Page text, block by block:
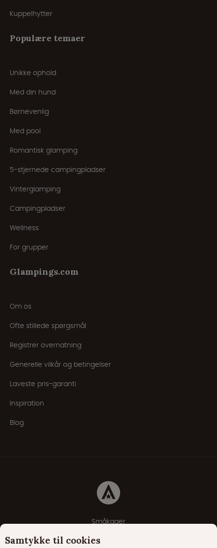
Kuppelhytter
Populære temaer
Unikke ophold
Med din hund
Børnevenlig
Med pool
Romantisk glamping
5-stjernede campingpladser
Vinterglamping
Campingpladser
Wellness
For grupper
Glampings.com
Om os
Ofte stillede spørgsmål
Registrer overnatning
Generelle vilkår og betingelser
Laveste pris-garanti
Inspiration
Blog
Småkager
Erklæring om beskyttelse af personlige oplysninger
Samtykke til cookies